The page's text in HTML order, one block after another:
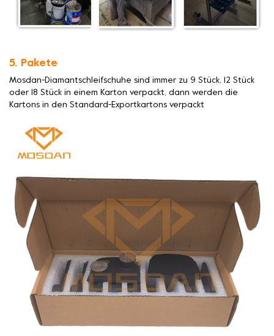
5. Pakete
Mosdan-Diamantschleifschuhe sind immer zu 9 Stück, 12 Stück
oder 18 Stück in einem Karton verpackt, dann werden die
Kartons in den Standard-Exportkartons verpackt